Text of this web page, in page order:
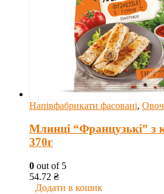
Напівфабрикати фасовані,
Млинці “Французькі”
370г
0 out of 5
54.72 ₴
Додати в кошик